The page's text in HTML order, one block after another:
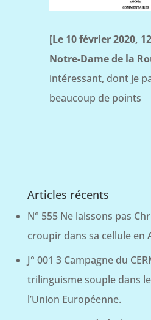
[Le 10 février 2020,
Notre-Dame de la
intéressant, dont je
beaucoup de points
Articles récents
N° 555 Ne laissons pas
croupir dans sa cellule en
J° 001 3 Campagne du
trilinguisme souple dans
l’Union Européenne.